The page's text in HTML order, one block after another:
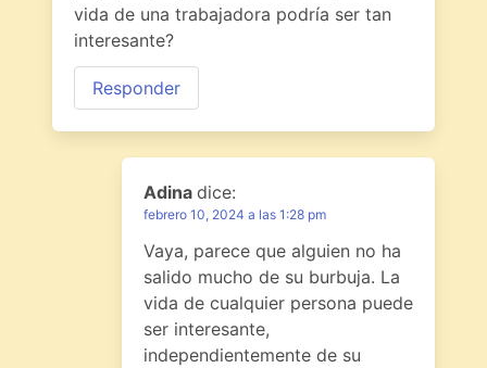
vida de una trabajadora podría ser tan
interesante?
Responder
Adina dice:
febrero 10, 2024 a las 1:28 pm
Vaya, parece que alguien no ha
salido mucho de su burbuja. La
vida de cualquier persona puede
ser interesante,
independientemente de su